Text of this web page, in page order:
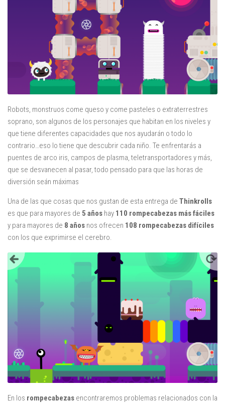
Comomola
Dada Company
Dr Panda
itBook
Kalimba
Marbotic
Mysticmono
Pepi Play
Pocoyó
Robots, monstruos come queso y come pasteles o extraterrestres
soprano, son algunos de los personajes que habitan en los niveles y
que tiene diferentes capacidades que nos ayudarán o todo lo
contrario…eso lo tiene que descubrir cada niño. Te enfrentarás a
puentes de arco iris, campos de plasma, teletransportadores y más,
que se desvanecen al pasar, todo pensado para que las horas de
diversión seán máximas
Una de las que cosas que nos gustan de esta entrega de Thinkrolls
es que para mayores de 5 años hay 110 rompecabezas más fáciles
y para mayores de 8 años nos ofrecen 108 rompecabezas difíciles
con los que exprimirse el cerebro.
En los rompecabezas encontraremos problemas relacionados con la